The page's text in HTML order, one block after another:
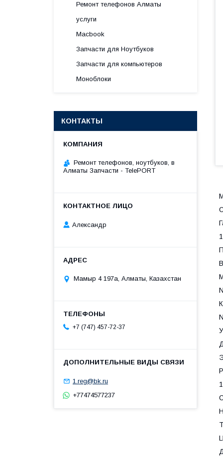
Ремонт телефонов Алматы
услуги
Macbook
Запчасти для Ноутбуков
Запчасти для компьютеров
Моноблоки
КОНТАКТЫ
Ремонт телефонов, ноутбуков, в
Алматы Запчасти - TelePORT
Александр
Мамыр 4 197а, Алматы, Казахстан
+7 (747) 457-72-37
1.reg@bk.ru
+77474577237